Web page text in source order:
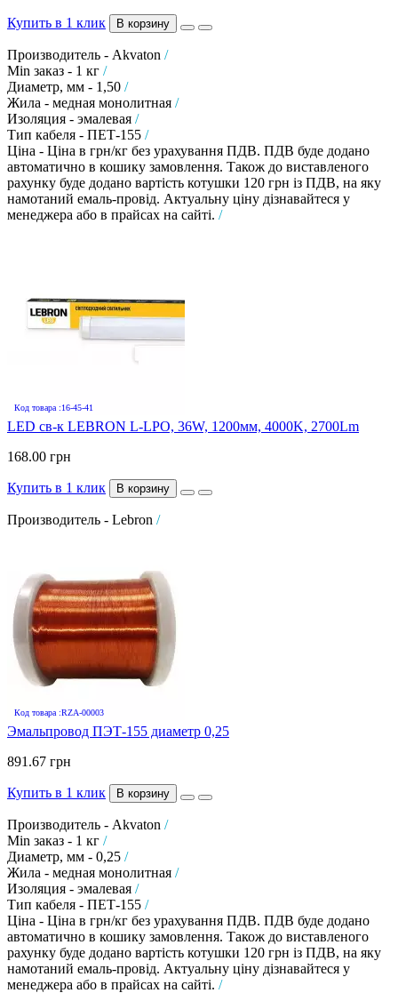
Купить в 1 клик В корзину
Производитель - Akvaton /
Min заказ - 1 кг /
Диаметр, мм - 1,50 /
Жила - медная монолитная /
Изоляция - эмалевая /
Тип кабеля - ПЕТ-155 /
Ціна - Ціна в грн/кг без урахування ПДВ. ПДВ буде додано
автоматично в кошику замовлення. Також до виставленого
рахунку буде додано вартість котушки 120 грн із ПДВ, на яку
намотаний емаль-провід. Актуальну ціну дізнавайтеся у
менеджера або в прайсах на сайті. /
Код товара :16-45-41
LED св-к LEBRON L-LPO, 36W, 1200мм, 4000K, 2700Lm
168.00 грн
Купить в 1 клик В корзину
Производитель - Lebron /
Код товара :RZA-00003
Эмальпровод ПЭТ-155 диаметр 0,25
891.67 грн
Купить в 1 клик В корзину
Производитель - Akvaton /
Min заказ - 1 кг /
Диаметр, мм - 0,25 /
Жила - медная монолитная /
Изоляция - эмалевая /
Тип кабеля - ПЕТ-155 /
Ціна - Ціна в грн/кг без урахування ПДВ. ПДВ буде додано
автоматично в кошику замовлення. Також до виставленого
рахунку буде додано вартість котушки 120 грн із ПДВ, на яку
намотаний емаль-провід. Актуальну ціну дізнавайтеся у
менеджера або в прайсах на сайті. /